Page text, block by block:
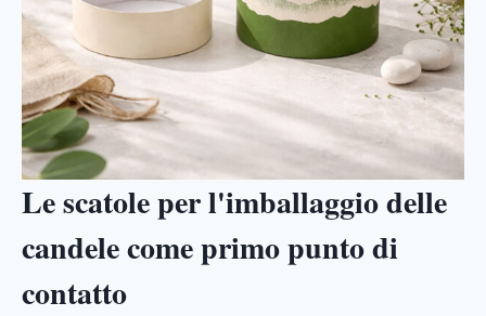
Le scatole per l'imballaggio delle
candele come primo punto di
contatto